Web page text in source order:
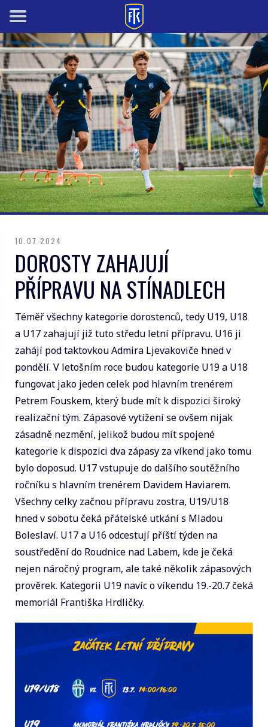
10.07.2024
DOROSTY ZAHAJUJÍ
PŘÍPRAVU NA STÍNADLECH
Téměř všechny kategorie dorostenců, tedy U19, U18
a U17 zahajují již tuto středu letní přípravu. U16 ji
zahájí pod taktovkou Admira Ljevakoviče hned v
pondělí. V letošním roce budou kategorie U19 a U18
fungovat jako jeden celek pod hlavním trenérem
Petrem Fouskem, který bude mít k dispozici široký
realizační tým. Zápasové vytížení se ovšem nijak
zásadně nezmění, jelikož budou mít spojené
kategorie k dispozici dva zápasy za víkend jako tomu
bylo doposud. U17 vstupuje do dalšího soutěžního
ročníku s hlavním trenérem Davidem Haviarem.
Všechny celky začnou přípravu zostra, U19/U18
hned v sobotu čeká přátelské utkání s Mladou
Boleslaví. U17 a U16 odcestují příští týden na
soustředění do Roudnice nad Labem, kde je čeká
nejen náročný program, ale také několik zápasových
prověrek. Kategorii U19 navíc o víkendu 19.-20.7 čeká
memoriál Františka Hrdličky.